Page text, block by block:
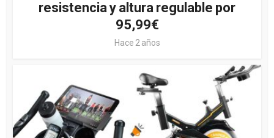
resistencia y altura regulable por
95,99€
Hace 2 años